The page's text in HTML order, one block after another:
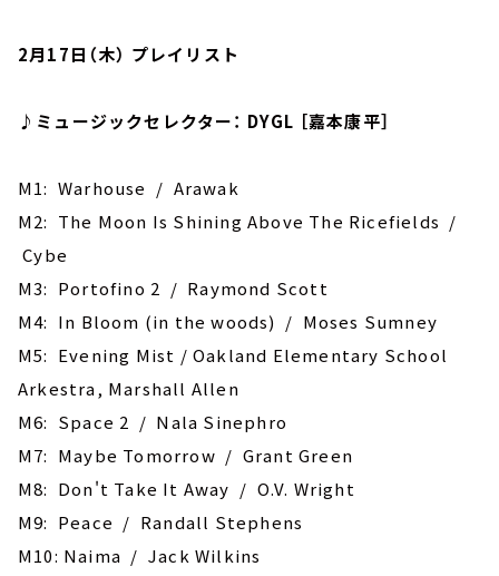
2月17日（木） プレイリスト
♪ミュージックセレクター： DYGL ［嘉本康平］
M1: Warhouse / ‎Arawak
M2: The Moon Is Shining Above The Ricefields /
Cybe
M3: Portofino 2 / Raymond Scott
M4: In Bloom (in the woods) / Moses Sumney
M5: Evening Mist / Oakland Elementary School
Arkestra, Marshall Allen
M6: Space 2 / Nala Sinephro
M7: Maybe Tomorrow / Grant Green
M8: Don't Take It Away / O.V. Wright
M9: Peace / Randall Stephens
M10: Naima / Jack Wilkins